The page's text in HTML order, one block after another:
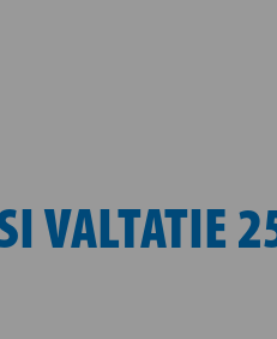
VALTATIE